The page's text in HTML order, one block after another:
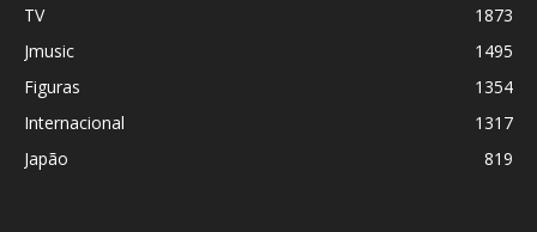
TV
1873
Jmusic
1495
Figuras
1354
Internacional
1317
Japão
819